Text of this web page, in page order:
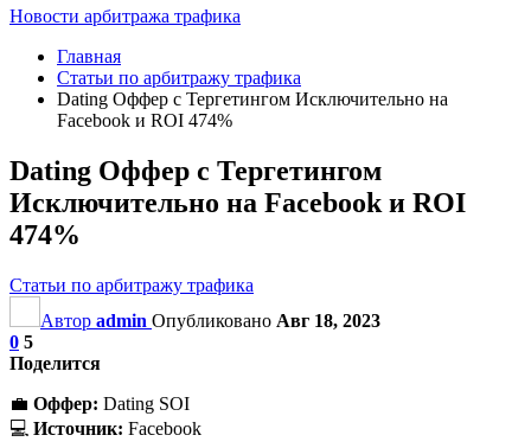
Новости арбитража трафика
Главная
Статьи по арбитражу трафика
Dating Оффер с Тергетингом Исключительно на
Facebook и ROI 474%
Dating Оффер с Тергетингом
Исключительно на Facebook и ROI
474%
Статьи по арбитражу трафика
Автор admin Опубликовано Авг 18, 2023
0 5
Поделится
💼 Оффер: Dating SOI
💻 Источник: Facebook